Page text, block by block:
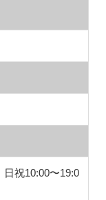
日祝10:00〜19:0